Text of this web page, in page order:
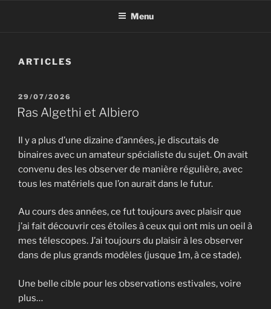
Menu
ARTICLES
PUBLIÉ
LE
29/07/2026
Ras Algethi et Albiero
Il y a plus d’une dizaine d’années, je discutais de
binaires avec un amateur spécialiste du sujet. On avait
convenu des les observer de manière régulière, avec
tous les matériels que l’on aurait dans le futur.
Au cours des années, ce fut toujours avec plaisir que
j’ai fait découvrir ces étoiles à ceux qui ont mis un oeil à
mes télescopes. J’ai toujours du plaisir à les observer
dans de plus grands modèles (jusque 1m, à ce stade).
Une belle cible pour les observations estivales, voire
plus…